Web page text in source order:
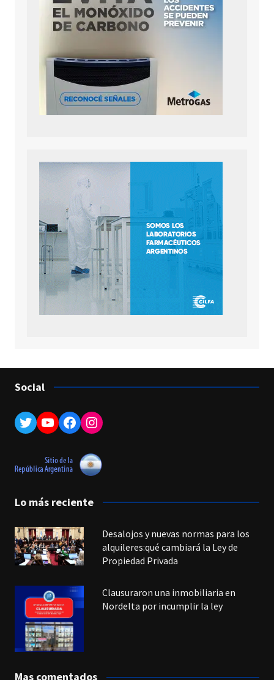
Social
Twitter
YouTube
Facebook
Instagram
Lo más reciente
Desalojos y nuevas normas para los
alquileres:qué cambiará la Ley de
Propiedad Privada
Clausuraron una inmobiliaria en
Nordelta por incumplir la ley
Mas comentados